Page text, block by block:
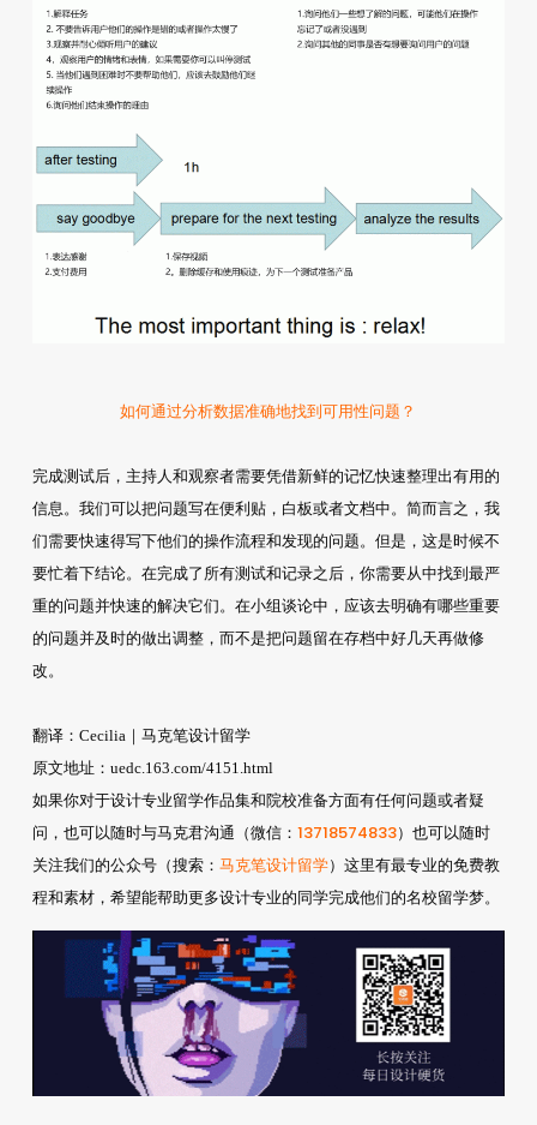
如何通过分析数据准确地找到可用性问题？
完成测试后，主持人和观察者需要凭借新鲜的记忆快速整理出有用的
信息。我们可以把问题写在便利贴，白板或者文档中。简而言之，我
们需要快速得写下他们的操作流程和发现的问题。但是，这是时候不
要忙着下结论。在完成了所有测试和记录之后，你需要从中找到最严
重的问题并快速的解决它们。在小组谈论中，应该去明确有哪些重要
的问题并及时的做出调整，而不是把问题留在存档中好几天再做修
改。
翻译：Cecilia｜马克笔设计留学
原文地址：uedc.163.com/4151.html
如果你对于设计专业留学作品集和院校准备方面有任何问题或者疑
问，也可以随时与马克君沟通（微信： 13718574833）也可以随时
关注我们的公众号（搜索： 马克笔设计留学）这里有最专业的免费教
程和素材，希望能帮助更多设计专业的同学完成他们的名校留学梦。